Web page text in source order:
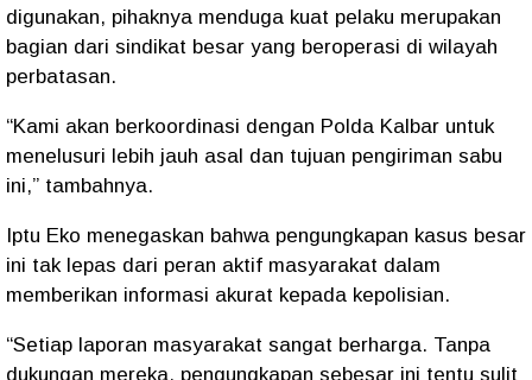
digunakan, pihaknya menduga kuat pelaku merupakan
bagian dari sindikat besar yang beroperasi di wilayah
perbatasan.
“Kami akan berkoordinasi dengan Polda Kalbar untuk
menelusuri lebih jauh asal dan tujuan pengiriman sabu
ini,” tambahnya.
Iptu Eko menegaskan bahwa pengungkapan kasus besar
ini tak lepas dari peran aktif masyarakat dalam
memberikan informasi akurat kepada kepolisian.
“Setiap laporan masyarakat sangat berharga. Tanpa
dukungan mereka, pengungkapan sebesar ini tentu sulit